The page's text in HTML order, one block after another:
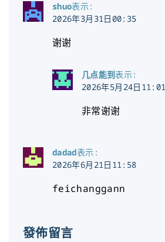
shuo表示:
2026年3月31日00:35
谢谢
几点能到表示:
2026年5月24日11:01
非常谢谢
dadad表示:
2026年6月21日11:58
feichanggann
發佈留言